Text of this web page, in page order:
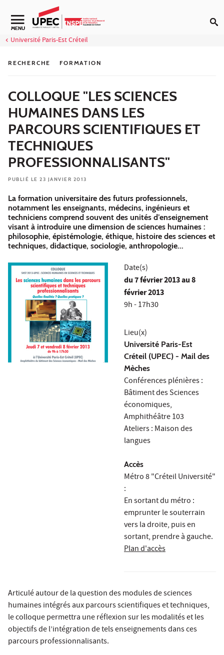
Aller au contenu
Navigation secondaire
MENU
Université Paris-Est Créteil
RECHERCHE FORMATION
COLLOQUE "LES SCIENCES
HUMAINES DANS LES
PARCOURS SCIENTIFIQUES ET
TECHNIQUES
PROFESSIONNALISANTS"
PUBLIÉ LE 23 JANVIER 2013
La formation universitaire des futurs professionnels,
notamment les enseignants, médecins, ingénieurs et
techniciens comprend souvent des unités d’enseignement
visant à introduire une dimension de sciences humaines :
philosophie, épistémologie, éthique, histoire des sciences et
techniques, didactique, sociologie, anthropologie...
Date(s)
du7 février 2013au 8
février 2013
9h - 17h30
Lieu(x)
Université Paris-Est
Créteil (UPEC) - Mail des
Mèches
Conférences plénières :
Bâtiment des Sciences
économiques,
Amphithéâtre 103
Ateliers : Maison des
langues
Accès
Métro 8 "Créteil Université"
:
En sortant du métro :
emprunter le souterrain
vers la droite, puis en
sortant, prendre à gauche.
Plan d'accès
Articulé autour de la question des modules de sciences
humaines intégrés aux parcours scientifiques et techniques,
le colloque permettra une réflexion sur les modalités et les
objectifs de l’intégration de tels enseignements dans ces
parcours professionnalisants.